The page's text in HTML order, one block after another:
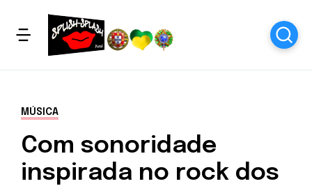
MÚSICA
Com sonoridade
inspirada no rock dos